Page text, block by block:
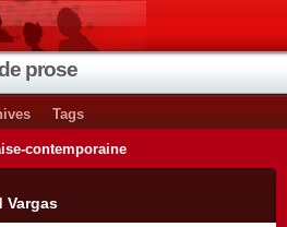
prose
Tags
contemporaine
Vargas